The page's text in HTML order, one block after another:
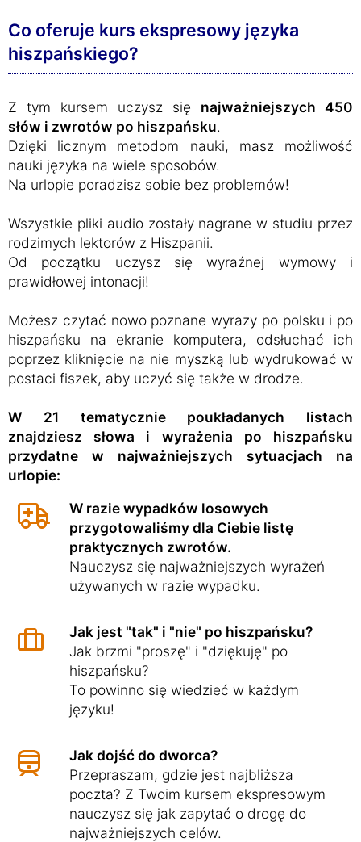
Co oferuje kurs ekspresowy języka
hiszpańskiego?
Z tym kursem uczysz się najważniejszych 450
słów i zwrotów po hiszpańsku.
Dzięki licznym metodom nauki, masz możliwość
nauki języka na wiele sposobów.
Na urlopie poradzisz sobie bez problemów!
Wszystkie pliki audio zostały nagrane w studiu przez
rodzimych lektorów z Hiszpanii.
Od początku uczysz się wyraźnej wymowy i
prawidłowej intonacji!
Możesz czytać nowo poznane wyrazy po polsku i po
hiszpańsku na ekranie komputera, odsłuchać ich
poprzez kliknięcie na nie myszką lub wydrukować w
postaci fiszek, aby uczyć się także w drodze.
W 21 tematycznie poukładanych listach
znajdziesz słowa i wyrażenia po hiszpańsku
przydatne w najważniejszych sytuacjach na
urlopie:
W razie wypadków losowych
przygotowaliśmy dla Ciebie listę
praktycznych zwrotów.
Nauczysz się najważniejszych wyrażeń
używanych w razie wypadku.
Jak jest "tak" i "nie" po hiszpańsku?
Jak brzmi "proszę" i "dziękuję" po
hiszpańsku?
To powinno się wiedzieć w każdym
języku!
Jak dojść do dworca?
Przepraszam, gdzie jest najbliższa
poczta? Z Twoim kursem ekspresowym
nauczysz się jak zapytać o drogę do
najważniejszych celów.